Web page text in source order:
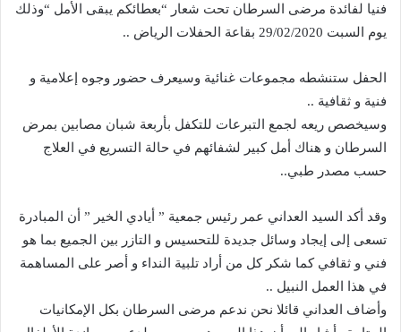
فنيا لفائدة مرضى السرطان تحت شعار “بعطائكم يبقى الأمل “وذلك
يوم السبت 29/02/2020 بقاعة الحفلات الرياض ..
الحفل ستنشطه مجموعات غنائية وسيعرف حضور وجوه إعلامية و
فنية و ثقافية ..
وسيخصص ريعه لجمع التبرعات للتكفل بأربعة شبان مصابين بمرض
السرطان و هناك أمل كبير لشفائهم في حالة التسريع في العلاج
حسب مصدر طبي..
وقد أكد السيد العداني عمر رئيس جمعية ” أيادي الخير ” أن المبادرة
تسعى إلى إيجاد وسائل جديدة للتحسيس و التازر بين الجميع بما هو
فني و ثقافي كما شكر كل من أراد تلبية النداء و أصر على المساهمة
في هذا العمل النبيل ..
وأضاف العداني قائلا نحن ندعم مرضى السرطان بكل الإمكانيات